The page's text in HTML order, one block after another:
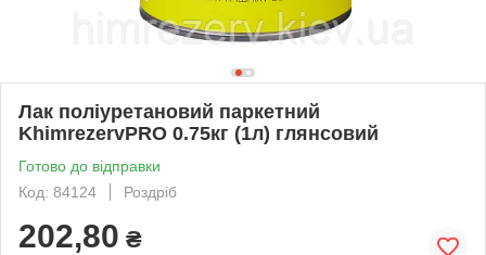
Лак поліуретановий паркетний
KhimrezervPRO 0.75кг (1л) глянсовий
Готово до відправки
Код: 84124
Роздріб
202,80 ₴